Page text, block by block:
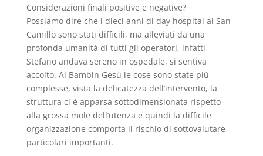
Considerazioni finali positive e negative?
Possiamo dire che i dieci anni di day hospital al San
Camillo sono stati difficili, ma alleviati da una
profonda umanità di tutti gli operatori, infatti
Stefano andava sereno in ospedale, si sentiva
accolto. Al Bambin Gesù le cose sono state più
complesse, vista la delicatezza dell’intervento, la
struttura ci è apparsa sottodimensionata rispetto
alla grossa mole dell’utenza e quindi la difficile
organizzazione comporta il rischio di sottovalutare
particolari importanti.